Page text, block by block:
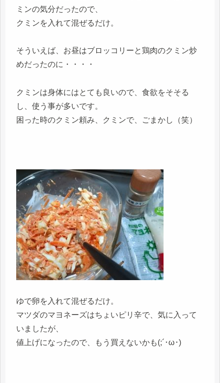
ミンの気分だったので、
クミンを入れて混ぜるだけ。
そういえば、お昼はブロッコリーと鶏肉のクミン炒
めだったのに・・・・
クミンは身体にはとても良いので、食欲をそそる
し、使う事が多いです。
困った時のクミン頼み、クミンで、ごまかし（笑）
ゆで卵を入れて混ぜるだけ。
マツダのマヨネーズはちょいピリ辛で、気に入って
いましたが、
値上げになったので、もう買えないかも(;´･ω･)